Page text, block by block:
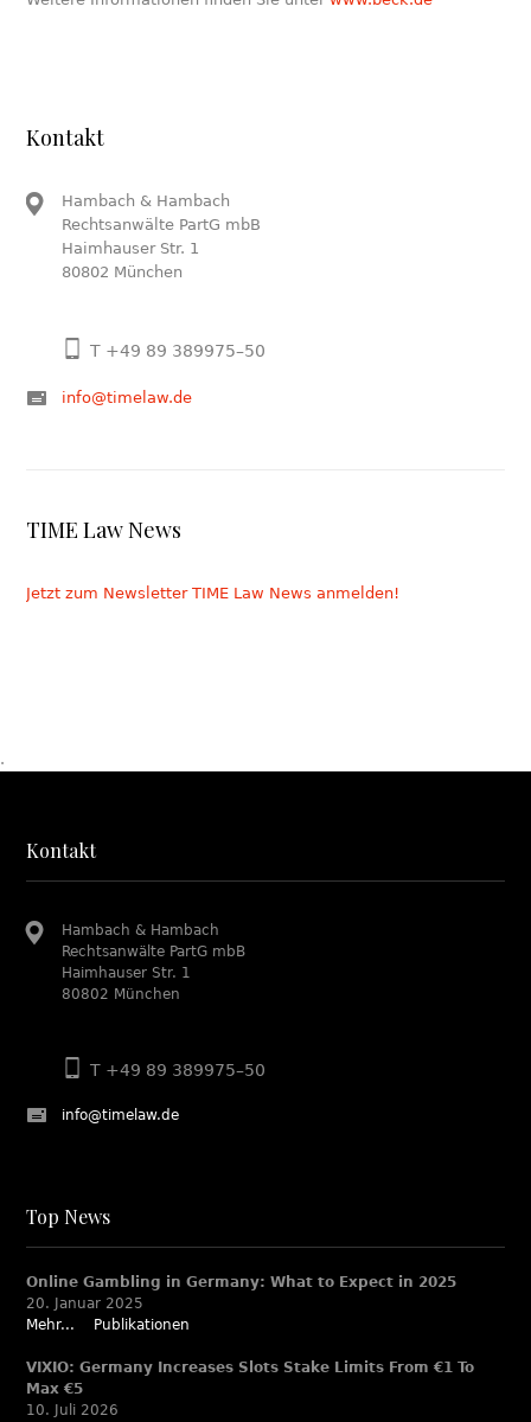
Kontakt
Hambach & Hambach
Rechtsanwälte PartG mbB
Haimhauser Str. 1
80802 München
T +49 89 389975–50
info@timelaw.de
TIME Law News
Jetzt zum Newsletter TIME Law News anmelden!
.
Kontakt
Hambach & Hambach
Rechtsanwälte PartG mbB
Haimhauser Str. 1
80802 München
T +49 89 389975–50
info@timelaw.de
Top News
Online Gambling in Germany: What to Expect in 2025
20. Januar 2025
Mehr...
Publikationen
VIXIO: Germany Increases Slots Stake Limits From €1 To
Max €5
10. Juli 2026